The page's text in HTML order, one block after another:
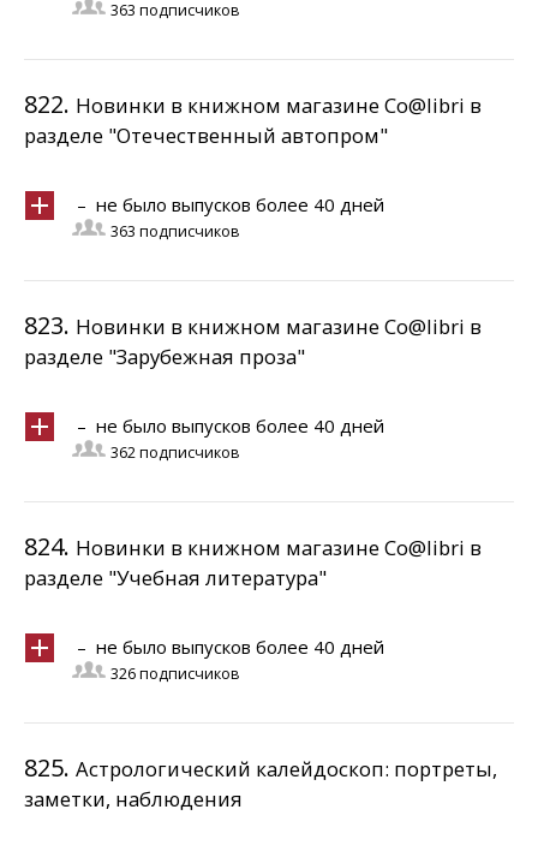
363 подписчиков
822. Новинки в книжном магазине Co@libri в
разделе "Отечественный автопром"
– не было выпусков более 40 дней
363 подписчиков
823. Новинки в книжном магазине Co@libri в
разделе "Зарубежная проза"
– не было выпусков более 40 дней
362 подписчиков
824. Новинки в книжном магазине Co@libri в
разделе "Учебная литература"
– не было выпусков более 40 дней
326 подписчиков
825. Астрологический калейдоскоп: портреты,
заметки, наблюдения